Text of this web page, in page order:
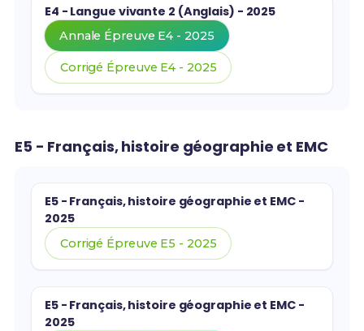
E4 - Langue vivante 2 (Anglais) - 2025
Annale Épreuve E4 - 2025
Corrigé Épreuve E4 - 2025
E5 - Français, histoire géographie et EMC
E5 - Français, histoire géographie et EMC -
2025
Corrigé Épreuve E5 - 2025
E5 - Français, histoire géographie et EMC -
2025